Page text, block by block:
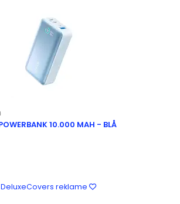
10.000 MAH - BLÅ
DeluxeCovers reklame